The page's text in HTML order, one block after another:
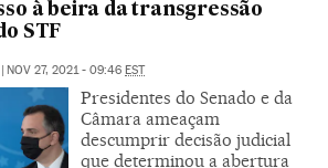
à beira da transgressão
STF
NOV 27, 2021 - 09:46 EST
Presidentes do Senado e da
Câmara ameaçam
descumprir decisão judicial
que determinou a abertura